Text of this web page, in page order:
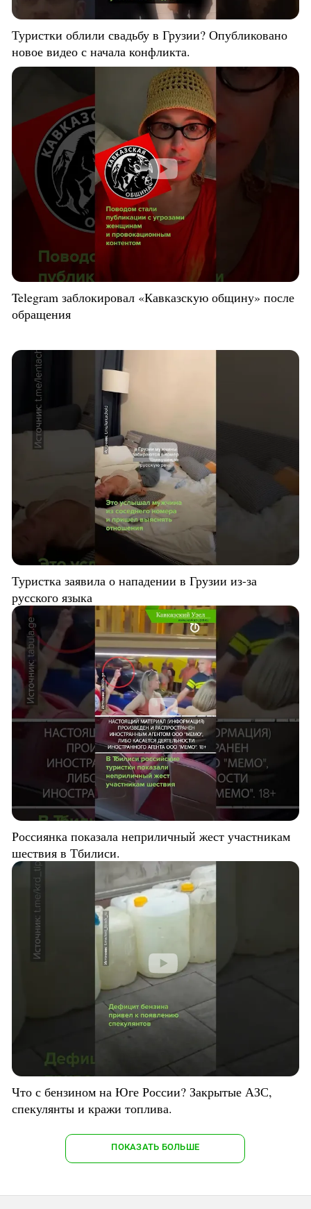
Туристки облили свадьбу в Грузии? Опубликовано
новое видео с начала конфликта.
Telegram заблокировал «Кавказскую общину» после
обращения
Туристка заявила о нападении в Грузии из-за
русского языка
Россиянка показала неприличный жест участникам
шествия в Тбилиси.
Что с бензином на Юге России? Закрытые АЗС,
спекулянты и кражи топлива.
ПОКАЗАТЬ БОЛЬШЕ